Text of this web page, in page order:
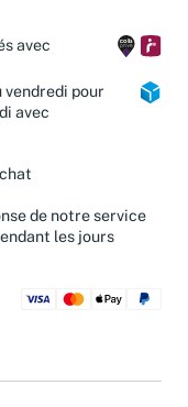
avec
vendredi pour
avec
de notre service
les jours